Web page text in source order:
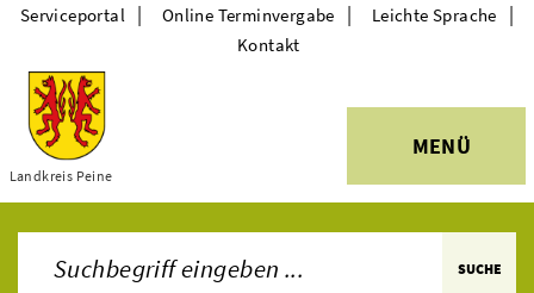
Themen
Landkreis Peine
MENÜ
Serviceportal | Online Terminvergabe | Leichte Sprache |
Kontakt
SUCHE